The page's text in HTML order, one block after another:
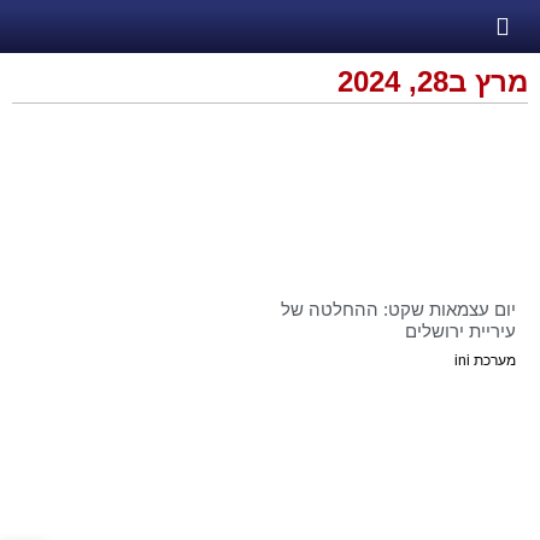
מרץ ב28, 2024
יום עצמאות שקט: ההחלטה של
עיריית ירושלים
מערכת ini